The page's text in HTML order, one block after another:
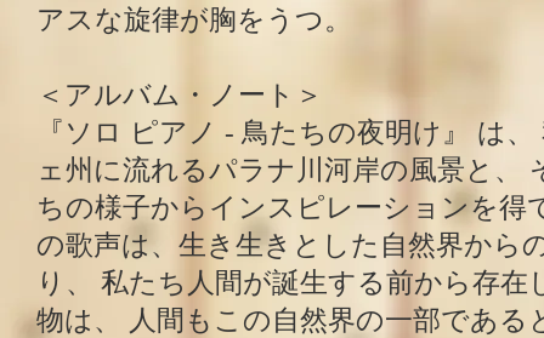
アスな旋律が胸をうつ。
＜アルバム・ノート＞
『ソロ ピアノ - 鳥たちの夜明け』 は
ェ州に流れるパラナ川河岸の風景と、
ちの様子からインスピレーションを得
の歌声は、生き生きとした自然界から
り、 私たち人間が誕生する前から存在
物は、 人間もこの自然界の一部である